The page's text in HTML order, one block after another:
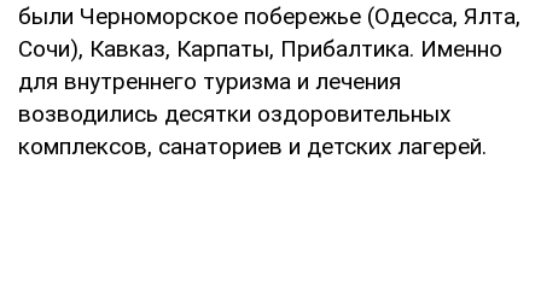
были Черноморское побережье (Одесса, Ялта,
Сочи), Кавказ, Карпаты, Прибалтика. Именно
для внутреннего туризма и лечения
возводились десятки оздоровительных
комплексов, санаториев и детских лагерей.